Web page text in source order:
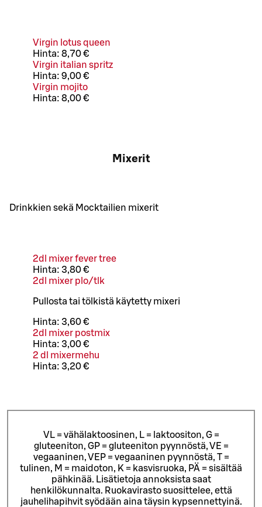
Virgin lotus queen
Hinta: 8,70 €
Virgin italian spritz
Hinta: 9,00 €
Virgin mojito
Hinta: 8,00 €
Mixerit
Drinkkien sekä Mocktailien mixerit
2dl mixer fever tree
Hinta: 3,80 €
2dl mixer plo/tlk
Pullosta tai tölkistä käytetty mixeri
Hinta: 3,60 €
2dl mixer postmix
Hinta: 3,00 €
2 dl mixermehu
Hinta: 3,20 €
VL = vähälaktoosinen, L = laktoositon, G =
gluteeniton, GP = gluteeniton pyynnöstä, VE =
vegaaninen, VEP = vegaaninen pyynnöstä, T =
tulinen, M = maidoton, K = kasvisruoka, PÄ = sisältää
pähkinää. Lisätietoja annoksista saat
henkilökunnalta. Ruokavirasto suosittelee, että
jauhelihapihvit syödään aina täysin kypsennettyinä.